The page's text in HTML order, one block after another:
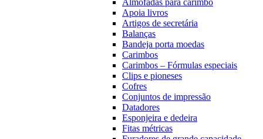
Almofadas para carimbo
Apoia livros
Artigos de secretária
Balanças
Bandeja porta moedas
Carimbos
Carimbos – Fórmulas especiais
Clips e pioneses
Cofres
Conjuntos de impressão
Datadores
Esponjeira e dedeira
Fitas métricas